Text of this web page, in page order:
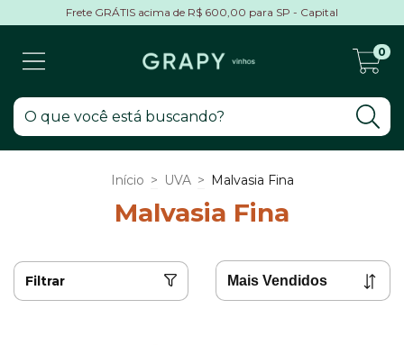
Frete GRÁTIS acima de R$ 600,00 para SP - Capital
0
Início > UVA > Malvasia Fina
Malvasia Fina
Filtrar